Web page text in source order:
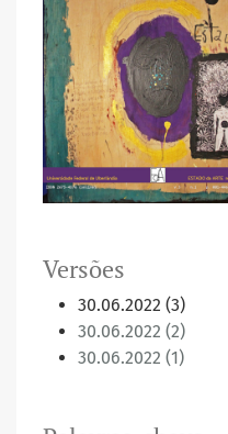
Versões
30.06.2022 (3)
30.06.2022 (2)
30.06.2022 (1)